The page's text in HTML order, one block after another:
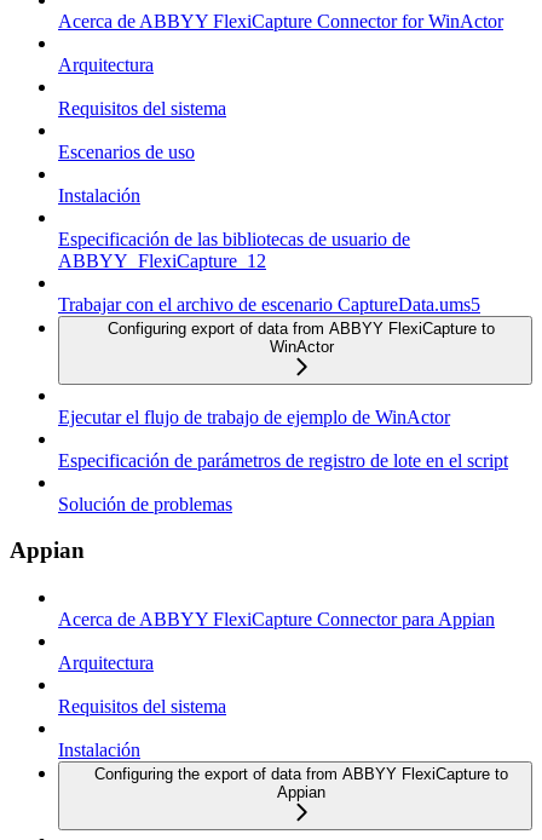
Acerca de ABBYY FlexiCapture Connector for WinActor
Arquitectura
Requisitos del sistema
Escenarios de uso
Instalación
Especificación de las bibliotecas de usuario de
ABBYY_FlexiCapture_12
Trabajar con el archivo de escenario CaptureData.ums5
Configuring export of data from ABBYY FlexiCapture to
WinActor
Ejecutar el flujo de trabajo de ejemplo de WinActor
Especificación de parámetros de registro de lote en el script
Solución de problemas
Appian
Acerca de ABBYY FlexiCapture Connector para Appian
Arquitectura
Requisitos del sistema
Instalación
Configuring the export of data from ABBYY FlexiCapture to
Appian